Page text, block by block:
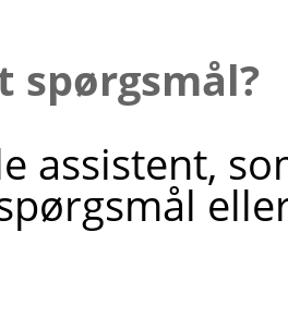
spørgsmål?
assistent,